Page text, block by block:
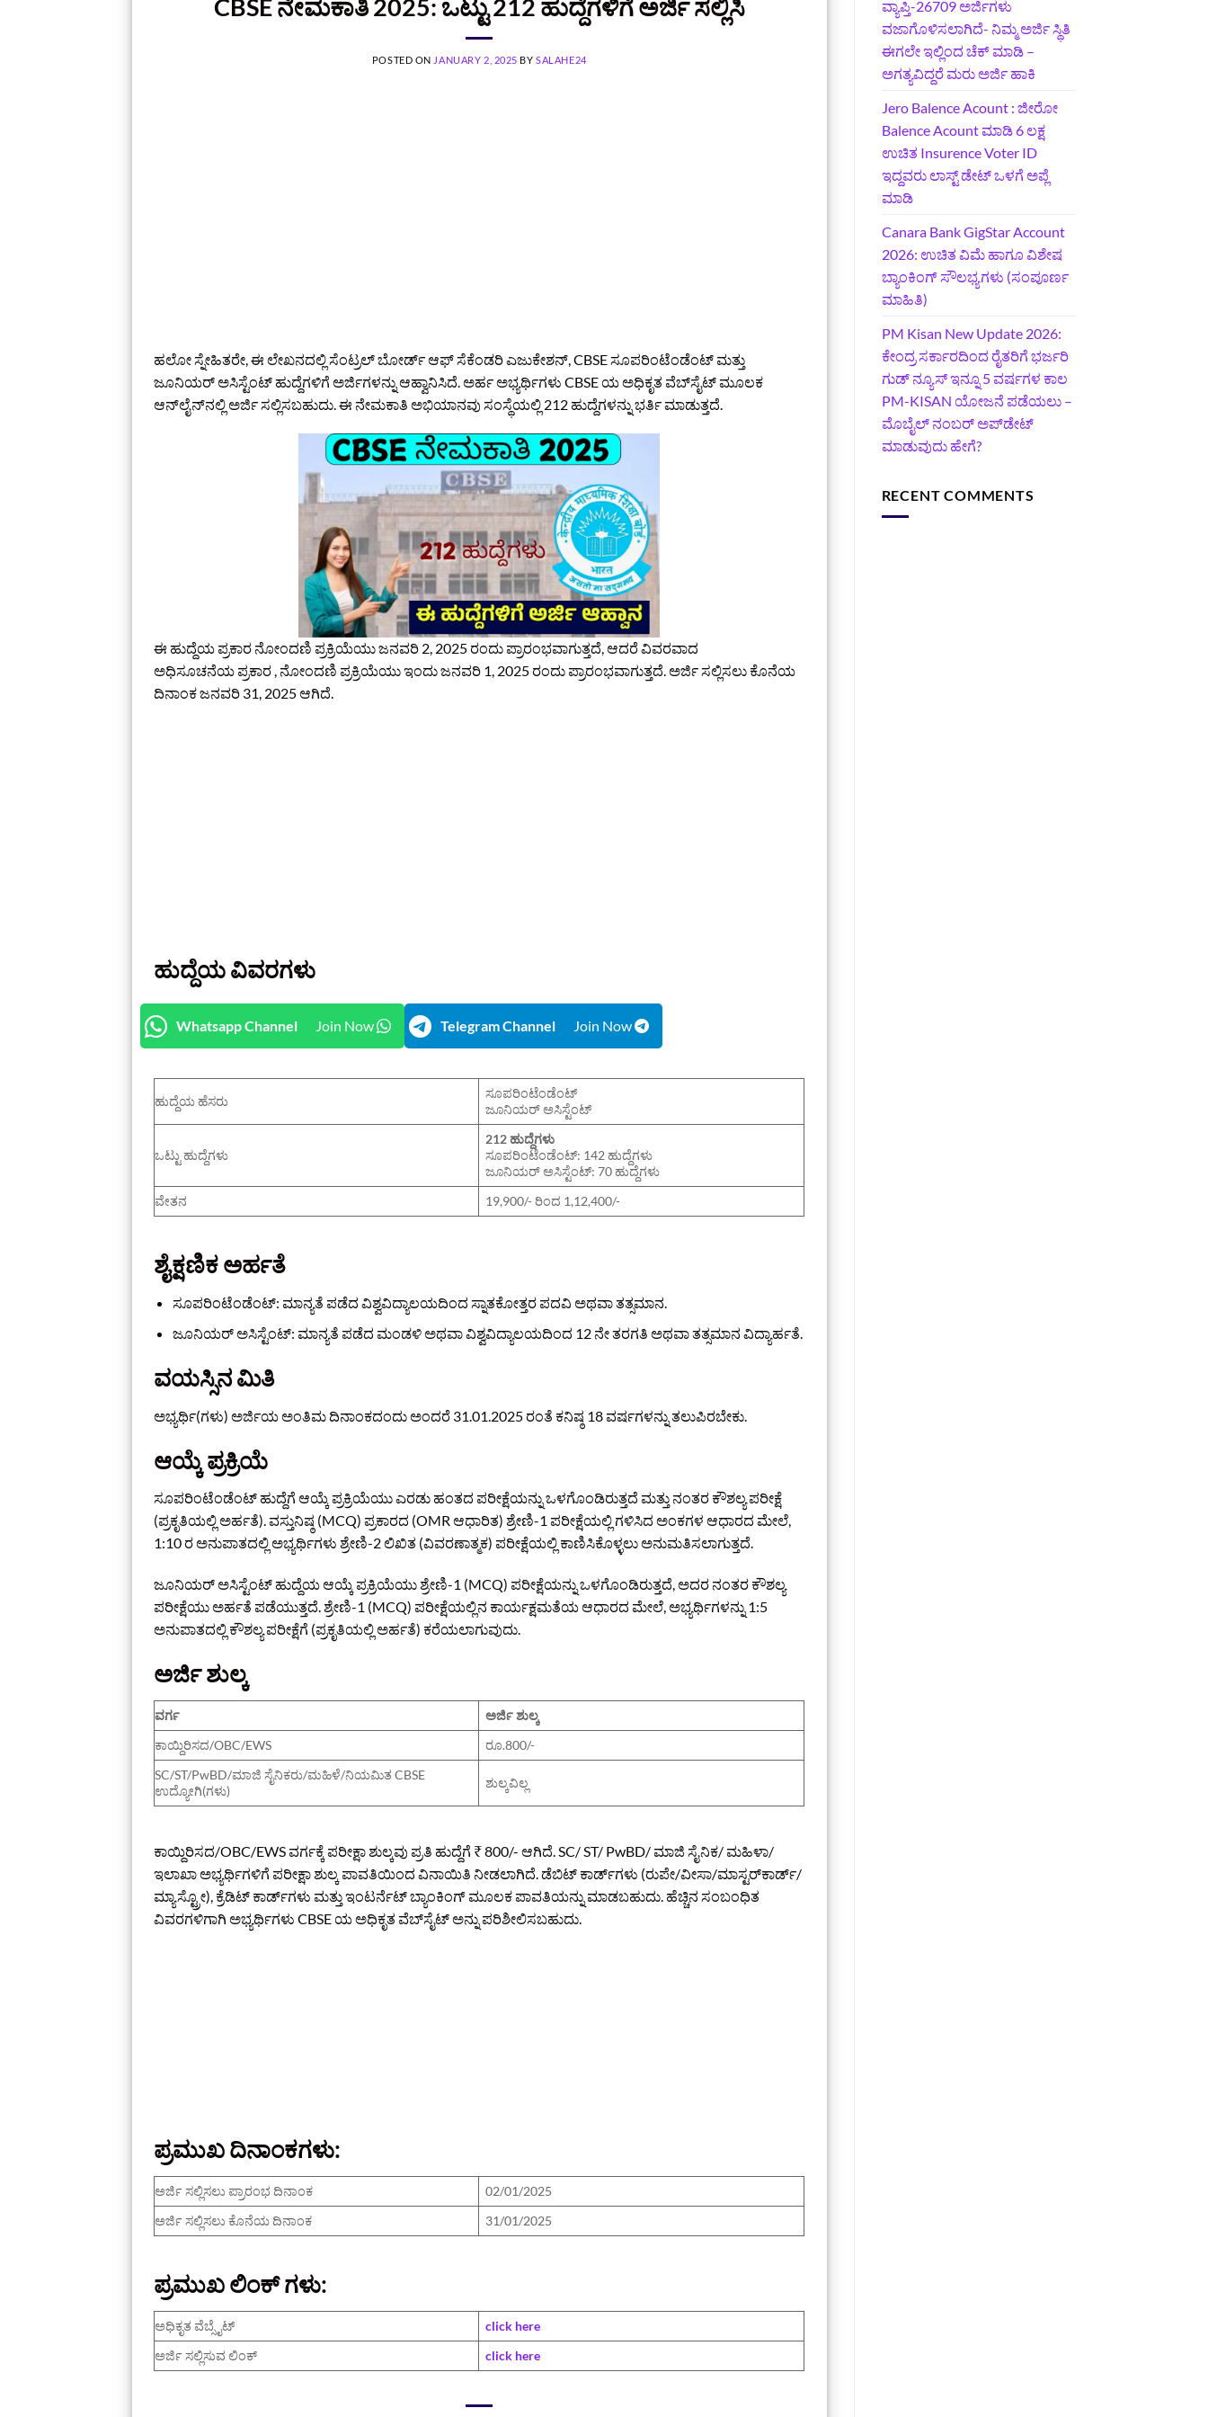
CBSE ನೇಮಕಾತಿ 2025: ಒಟ್ಟು 212 ಹುದ್ದೆಗಳಿಗೆ ಅರ್ಜಿ ಸಲ್ಲಿಸಿ
POSTED ON JANUARY 2, 2025 BYSALAHE24
ಹಲೋ ಸ್ನೇಹಿತರೇ, ಈ ಲೇಖನದಲ್ಲಿ ಸೆಂಟ್ರಲ್ ಬೋರ್ಡ್ ಆಫ್ ಸೆಕೆಂಡರಿ ಎಜುಕೇಶನ್, CBSE ಸೂಪರಿಂಟೆಂಡೆಂಟ್ ಮತ್ತು
ಜೂನಿಯರ್ ಅಸಿಸ್ಟೆಂಟ್ ಹುದ್ದೆಗಳಿಗೆ ಅರ್ಜಿಗಳನ್ನು ಆಹ್ವಾನಿಸಿದೆ. ಅರ್ಹ ಅಭ್ಯರ್ಥಿಗಳು CBSE ಯ ಅಧಿಕೃತ ವೆಬ್‌ಸೈಟ್ ಮೂಲಕ
ಆನ್‌ಲೈನ್‌ನಲ್ಲಿ ಅರ್ಜಿ ಸಲ್ಲಿಸಬಹುದು. ಈ ನೇಮಕಾತಿ ಅಭಿಯಾನವು ಸಂಸ್ಥೆಯಲ್ಲಿ 212 ಹುದ್ದೆಗಳನ್ನು ಭರ್ತಿ ಮಾಡುತ್ತದೆ.
ಈ ಹುದ್ದೆಯ ಪ್ರಕಾರ ನೋಂದಣಿ ಪ್ರಕ್ರಿಯೆಯು ಜನವರಿ 2, 2025 ರಂದು ಪ್ರಾರಂಭವಾಗುತ್ತದೆ, ಆದರೆ ವಿವರವಾದ
ಅಧಿಸೂಚನೆಯ ಪ್ರಕಾರ , ನೋಂದಣಿ ಪ್ರಕ್ರಿಯೆಯು ಇಂದು ಜನವರಿ 1, 2025 ರಂದು ಪ್ರಾರಂಭವಾಗುತ್ತದೆ. ಅರ್ಜಿ ಸಲ್ಲಿಸಲು ಕೊನೆಯ
ದಿನಾಂಕ ಜನವರಿ 31, 2025 ಆಗಿದೆ.
ಹುದ್ದೆಯ ವಿವರಗಳು
Whatsapp Channel Join Now Telegram Channel Join Now
ಹುದ್ದೆಯ ಹೆಸರು
ಸೂಪರಿಂಟೆಂಡೆಂಟ್
ಜೂನಿಯರ್ ಅಸಿಸ್ಟೆಂಟ್
ಒಟ್ಟು ಹುದ್ದೆಗಳು
212 ಹುದ್ದೆಗಳು
ಸೂಪರಿಂಟೆಂಡೆಂಟ್: 142 ಹುದ್ದೆಗಳು
ಜೂನಿಯರ್ ಅಸಿಸ್ಟೆಂಟ್: 70 ಹುದ್ದೆಗಳು
ವೇತನ
19,900/- ರಿಂದ 1,12,400/-
ಶೈಕ್ಷಣಿಕ ಅರ್ಹತೆ
ಸೂಪರಿಂಟೆಂಡೆಂಟ್: ಮಾನ್ಯತೆ ಪಡೆದ ವಿಶ್ವವಿದ್ಯಾಲಯದಿಂದ ಸ್ನಾತಕೋತ್ತರ ಪದವಿ ಅಥವಾ ತತ್ಸಮಾನ.
ಜೂನಿಯರ್ ಅಸಿಸ್ಟೆಂಟ್: ಮಾನ್ಯತೆ ಪಡೆದ ಮಂಡಳಿ ಅಥವಾ ವಿಶ್ವವಿದ್ಯಾಲಯದಿಂದ 12 ನೇ ತರಗತಿ ಅಥವಾ ತತ್ಸಮಾನ ವಿದ್ಯಾರ್ಹತೆ.
ವಯಸ್ಸಿನ ಮಿತಿ
ಅಭ್ಯರ್ಥಿ(ಗಳು) ಅರ್ಜಿಯ ಅಂತಿಮ ದಿನಾಂಕದಂದು ಅಂದರೆ 31.01.2025 ರಂತೆ ಕನಿಷ್ಠ 18 ವರ್ಷಗಳನ್ನು ತಲುಪಿರಬೇಕು.
ಆಯ್ಕೆ ಪ್ರಕ್ರಿಯೆ
ಸೂಪರಿಂಟೆಂಡೆಂಟ್ ಹುದ್ದೆಗೆ ಆಯ್ಕೆ ಪ್ರಕ್ರಿಯೆಯು ಎರಡು ಹಂತದ ಪರೀಕ್ಷೆಯನ್ನು ಒಳಗೊಂಡಿರುತ್ತದೆ ಮತ್ತು ನಂತರ ಕೌಶಲ್ಯ ಪರೀಕ್ಷೆ
(ಪ್ರಕೃತಿಯಲ್ಲಿ ಅರ್ಹತೆ). ವಸ್ತುನಿಷ್ಠ (MCQ) ಪ್ರಕಾರದ (OMR ಆಧಾರಿತ) ಶ್ರೇಣಿ-1 ಪರೀಕ್ಷೆಯಲ್ಲಿ ಗಳಿಸಿದ ಅಂಕಗಳ ಆಧಾರದ ಮೇಲೆ,
1:10 ರ ಅನುಪಾತದಲ್ಲಿ ಅಭ್ಯರ್ಥಿಗಳು ಶ್ರೇಣಿ-2 ಲಿಖಿತ (ವಿವರಣಾತ್ಮಕ) ಪರೀಕ್ಷೆಯಲ್ಲಿ ಕಾಣಿಸಿಕೊಳ್ಳಲು ಅನುಮತಿಸಲಾಗುತ್ತದೆ.
ಜೂನಿಯರ್ ಅಸಿಸ್ಟೆಂಟ್ ಹುದ್ದೆಯ ಆಯ್ಕೆ ಪ್ರಕ್ರಿಯೆಯು ಶ್ರೇಣಿ-1 (MCQ) ಪರೀಕ್ಷೆಯನ್ನು ಒಳಗೊಂಡಿರುತ್ತದೆ, ಅದರ ನಂತರ ಕೌಶಲ್ಯ
ಪರೀಕ್ಷೆಯು ಅರ್ಹತೆ ಪಡೆಯುತ್ತದೆ. ಶ್ರೇಣಿ-1 (MCQ) ಪರೀಕ್ಷೆಯಲ್ಲಿನ ಕಾರ್ಯಕ್ಷಮತೆಯ ಆಧಾರದ ಮೇಲೆ, ಅಭ್ಯರ್ಥಿಗಳನ್ನು 1:5
ಅನುಪಾತದಲ್ಲಿ ಕೌಶಲ್ಯ ಪರೀಕ್ಷೆಗೆ (ಪ್ರಕೃತಿಯಲ್ಲಿ ಅರ್ಹತೆ) ಕರೆಯಲಾಗುವುದು.
ಅರ್ಜಿ ಶುಲ್ಕ
ವರ್ಗ
ಅರ್ಜಿ ಶುಲ್ಕ
ಕಾಯ್ದಿರಿಸದ/OBC/EWS
ರೂ.800/-
SC/ST/PwBD/ಮಾಜಿ ಸೈನಿಕರು/ಮಹಿಳೆ/ನಿಯಮಿತ CBSE
ಉದ್ಯೋಗಿ(ಗಳು)
ಶುಲ್ಕವಿಲ್ಲ
ಕಾಯ್ದಿರಿಸದ/OBC/EWS ವರ್ಗಕ್ಕೆ ಪರೀಕ್ಷಾ ಶುಲ್ಕವು ಪ್ರತಿ ಹುದ್ದೆಗೆ ₹ 800/- ಆಗಿದೆ. SC/ ST/ PwBD/ ಮಾಜಿ ಸೈನಿಕ/ ಮಹಿಳಾ/
ಇಲಾಖಾ ಅಭ್ಯರ್ಥಿಗಳಿಗೆ ಪರೀಕ್ಷಾ ಶುಲ್ಕ ಪಾವತಿಯಿಂದ ವಿನಾಯಿತಿ ನೀಡಲಾಗಿದೆ. ಡೆಬಿಟ್ ಕಾರ್ಡ್‌ಗಳು (ರುಪೇ/ವೀಸಾ/ಮಾಸ್ಟರ್‌ಕಾರ್ಡ್/
ಮ್ಯಾಸ್ಟ್ರೋ), ಕ್ರೆಡಿಟ್ ಕಾರ್ಡ್‌ಗಳು ಮತ್ತು ಇಂಟರ್ನೆಟ್ ಬ್ಯಾಂಕಿಂಗ್ ಮೂಲಕ ಪಾವತಿಯನ್ನು ಮಾಡಬಹುದು. ಹೆಚ್ಚಿನ ಸಂಬಂಧಿತ
ವಿವರಗಳಿಗಾಗಿ ಅಭ್ಯರ್ಥಿಗಳು CBSE ಯ ಅಧಿಕೃತ ವೆಬ್‌ಸೈಟ್ ಅನ್ನು ಪರಿಶೀಲಿಸಬಹುದು.
ಪ್ರಮುಖ ದಿನಾಂಕಗಳು:
ಅರ್ಜಿ ಸಲ್ಲಿಸಲು ಪ್ರಾರಂಭ ದಿನಾಂಕ
02/01/2025
ಅರ್ಜಿ ಸಲ್ಲಿಸಲು ಕೊನೆಯ ದಿನಾಂಕ
31/01/2025
ಪ್ರಮುಖ ಲಿಂಕ್‌ ಗಳು:
ಅಧಿಕೃತ ವೆಬ್ಸೈಟ್
click here
ಅರ್ಜಿ ಸಲ್ಲಿಸುವ ಲಿಂಕ್
click here
ವ್ಯಾಪ್ತಿ-26709 ಅರ್ಜಿಗಳು
ವಜಾಗೊಳಿಸಲಾಗಿದೆ- ನಿಮ್ಮ ಅರ್ಜಿ ಸ್ಥಿತಿ
ಈಗಲೇ ಇಲ್ಲಿಂದ ಚೆಕ್ ಮಾಡಿ –
ಅಗತ್ಯವಿದ್ದರೆ ಮರು ಅರ್ಜಿ ಹಾಕಿ
Jero Balence Acount : ಜೀರೋ
Balence Acount ಮಾಡಿ 6 ಲಕ್ಷ
ಉಚಿತ Insurence Voter ID
ಇದ್ದವರು ಲಾಸ್ಟ್‌ ಡೇಟ್‌ ಒಳಗೆ ಅಪ್ಲೆ
ಮಾಡಿ
Canara Bank GigStar Account
2026: ಉಚಿತ ವಿಮೆ ಹಾಗೂ ವಿಶೇಷ
ಬ್ಯಾಂಕಿಂಗ್ ಸೌಲಭ್ಯಗಳು (ಸಂಪೂರ್ಣ
ಮಾಹಿತಿ)
PM Kisan New Update 2026:
ಕೇಂದ್ರ ಸರ್ಕಾರದಿಂದ ರೈತರಿಗೆ ಭರ್ಜರಿ
ಗುಡ್‌ ನ್ಯೂಸ್ ಇನ್ನೂ 5 ವರ್ಷಗಳ ಕಾಲ
PM-KISAN ಯೋಜನೆ ಪಡೆಯಲು –
ಮೊಬೈಲ್ ನಂಬರ್ ಅಪ್‌ಡೇಟ್
ಮಾಡುವುದು ಹೇಗೆ?
RECENT COMMENTS